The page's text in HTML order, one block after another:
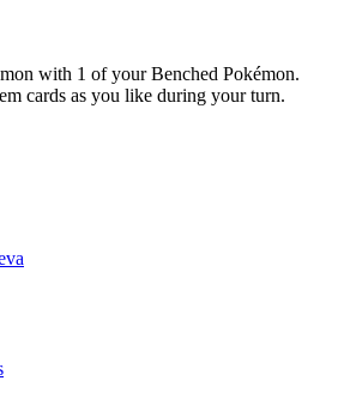
with 1 of your Benched Pokémon.
cards as you like during your turn.